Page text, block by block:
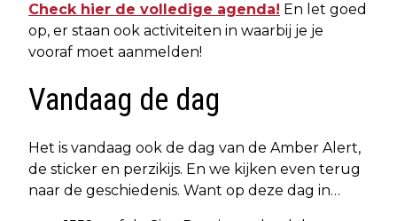
Check hier de volledige agenda! En let goed
op, er staan ook activiteiten in waarbij je je
vooraf moet aanmelden!
Vandaag de dag
Het is vandaag ook de dag van de Amber Alert,
de sticker en perzikijs. En we kijken even terug
naar de geschiedenis. Want op deze dag in…